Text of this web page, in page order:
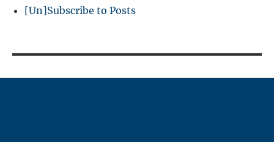
[Un]Subscribe to Posts